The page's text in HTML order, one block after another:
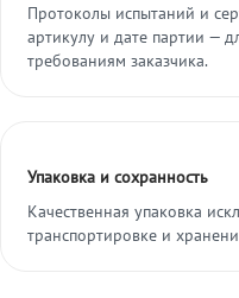
Протоколы испытаний и
артикулу и дате партии —
требованиям заказчика.
Упаковка и сохранность
Качественная упаковка
транспортировке и